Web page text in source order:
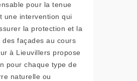
pour la tenue
une intervention qui
la protection et la
façades au cours
à Lieuvillers propose
pour chaque type de
naturelle ou